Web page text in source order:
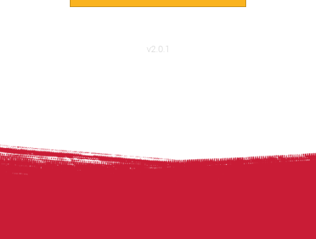
v2.0.1